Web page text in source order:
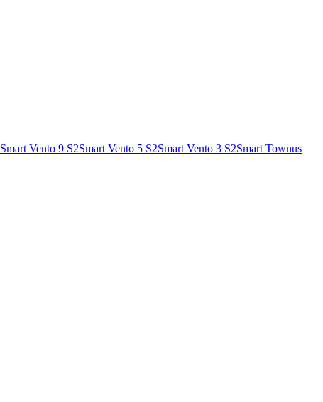
Smart Vento 9 S2Smart Vento 5 S2Smart Vento 3 S2Smart Townus